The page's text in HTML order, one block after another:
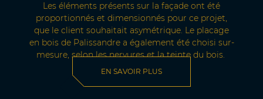
Les éléments présents sur la façade ont été
proportionnés et dimensionnés pour ce projet,
que le client souhaitait asymétrique. Le placage
en bois de Palissandre a également été choisi sur-
mesure, selon les nervures et la teinte du bois.
EN SAVOIR PLUS